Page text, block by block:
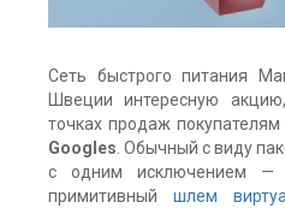
Сеть быстрого питания
Швеции интересную
точках продаж
Googles . Обычный с виду
с одним исключением
примитивный шлем